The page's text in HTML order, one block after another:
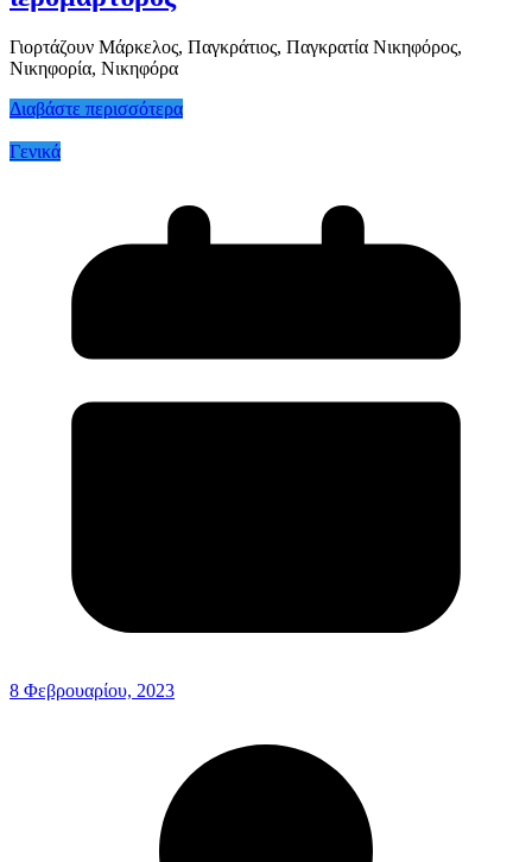
Γιορτάζουν Μάρκελος, Παγκράτιος, Παγκρατία Νικηφόρος,
Νικηφορία, Νικηφόρα
Διαβάστε περισσότερα
Γενικά
8 Φεβρουαρίου, 2023